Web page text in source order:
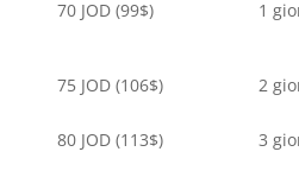
70 JOD (99$) 1
75 JOD (106$) 2
80 JOD (113$) 3